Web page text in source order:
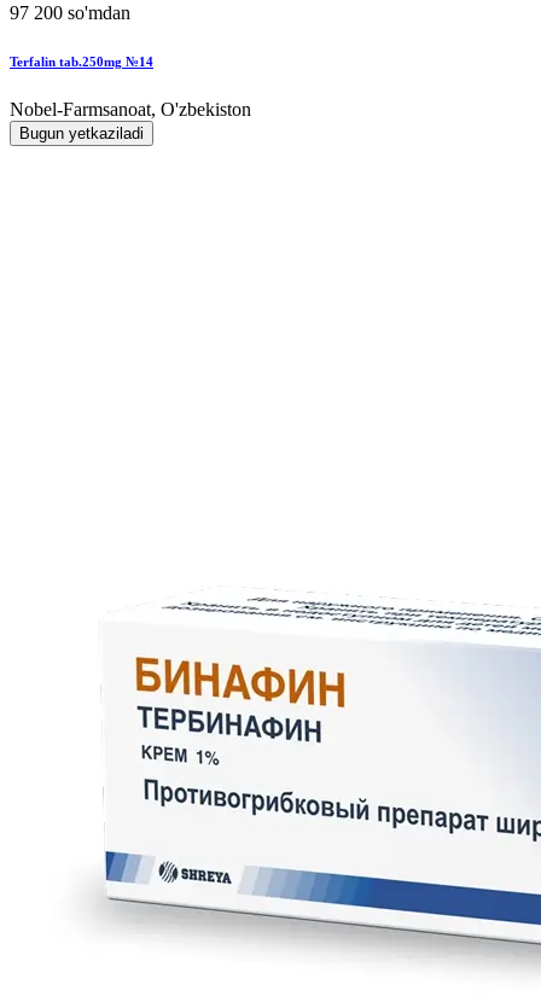
97 200 so'mdan
Terfalin tab.250mg №14
Nobel-Farmsanoat, O'zbekiston
Bugun yetkaziladi